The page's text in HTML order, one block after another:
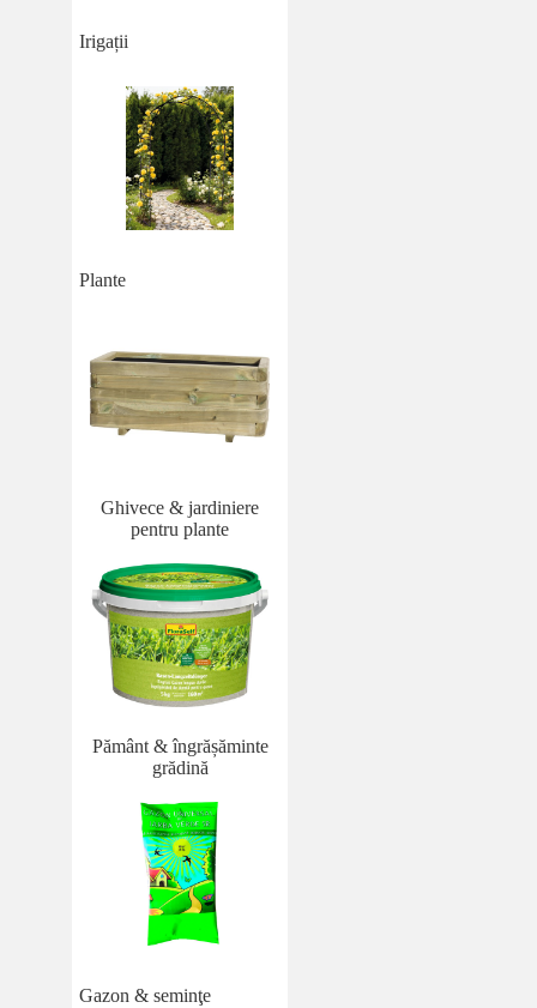
Irigații
Plante
Ghivece & jardiniere
pentru plante
Pământ & îngrășăminte
grădină
Gazon & seminţe